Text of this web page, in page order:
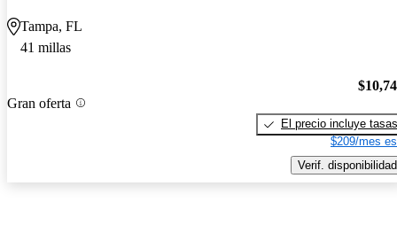
Tampa, FL
41 millas
Gran oferta
El precio incluye tasas
$209/mes
Verif. disponibilidad